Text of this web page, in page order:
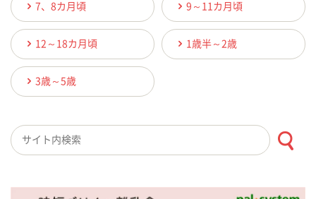
7、8カ月頃 9～11カ月頃
12～18カ月頃 1歳半～2歳
3歳～5歳
検索キーワード入力